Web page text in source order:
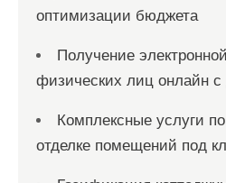
оптимизации бюджета
Получение
физических лиц онлайн с
Комплексные услуги
отделке помещений под